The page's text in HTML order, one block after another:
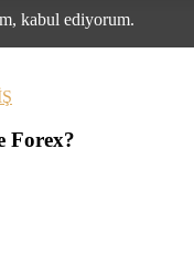
kabul ediyorum.
Forex?